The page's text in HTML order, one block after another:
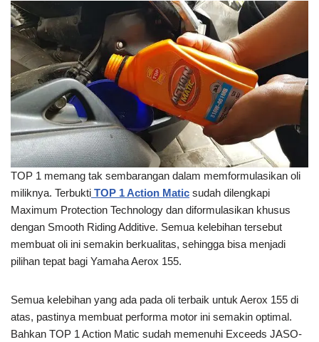
TOP 1 memang tak sembarangan dalam memformulasikan oli
miliknya. Terbukti TOP 1 Action Matic sudah dilengkapi
Maximum Protection Technology dan diformulasikan khusus
dengan Smooth Riding Additive. Semua kelebihan tersebut
membuat oli ini semakin berkualitas, sehingga bisa menjadi
pilihan tepat bagi Yamaha Aerox 155.
Semua kelebihan yang ada pada oli terbaik untuk Aerox 155 di
atas, pastinya membuat performa motor ini semakin optimal.
Bahkan TOP 1 Action Matic sudah memenuhi Exceeds JASO-